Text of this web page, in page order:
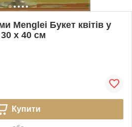
Menglei Букет квітів у
30 х 40 см
Купити